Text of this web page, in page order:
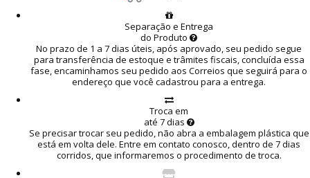
Separação e Entrega
do Produto
No prazo de 1 a 7 dias úteis, após aprovado, seu pedido segue
para transferência de estoque e trâmites fiscais, concluída essa
fase, encaminhamos seu pedido aos Correios que seguirá para o
endereço que você cadastrou para a entrega.
Troca em
até 7 dias
Se precisar trocar seu pedido, não abra a embalagem plástica que
está em volta dele. Entre em contato conosco, dentro de 7 dias
corridos, que informaremos o procedimento de troca.